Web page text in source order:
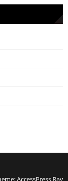
AccessPress Ray